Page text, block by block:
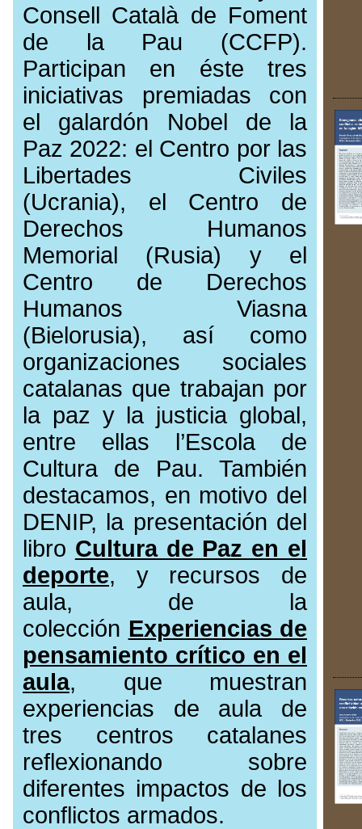
Consell Català de Foment
de la Pau (CCFP).
Participan en éste tres
iniciativas premiadas con
el galardón Nobel de la
Paz 2022: el Centro por las
Libertades Civiles
(Ucrania), el Centro de
Derechos Humanos
Memorial (Rusia) y el
Centro de Derechos
Humanos Viasna
(Bielorusia), así como
organizaciones sociales
catalanas que trabajan por
la paz y la justicia global,
entre ellas l’Escola de
Cultura de Pau. También
destacamos, en motivo del
DENIP, la presentación del
libro Cultura de Paz en el
deporte, y recursos de
aula, de la
colección Experiencias de
pensamiento crítico en el
aula, que muestran
experiencias de aula de
tres centros catalanes
reflexionando sobre
diferentes impactos de los
conflictos armados.